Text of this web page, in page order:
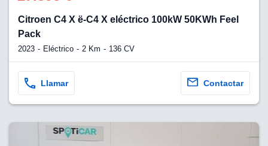
Citroen C4 X ë-C4 X eléctrico 100kW 50KWh Feel
Pack
2023 Eléctrico 2 Km 136 CV
Llamar Contactar